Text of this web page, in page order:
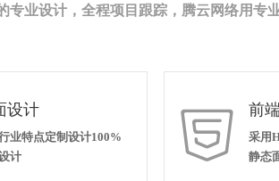
专业设计，全程项目跟踪，腾云网络用专
设计
业特点定制设计100%
计
 前
采用
静态